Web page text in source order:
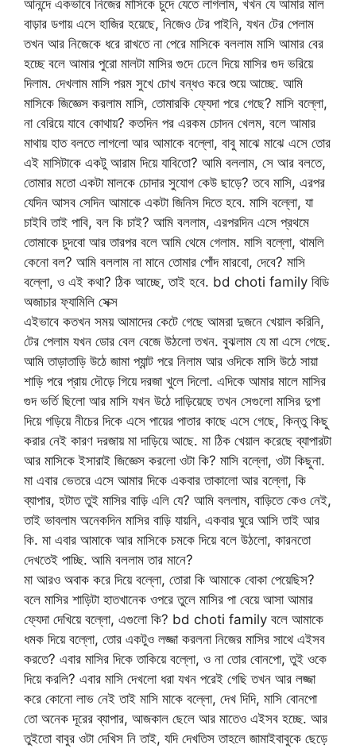
আনন্দে একভাবে নিজের মাসিকে চুদে যেতে লাগলাম, খখন যে আমার মাল
বাড়ার ডগায় এসে হাজির হয়েছে, নিজেও টের পাইনি, যখন টের পেলাম
তখন আর নিজেকে ধরে রাখতে না পেরে মাসিকে বললাম মাসি আমার বের
হচ্ছে বলে আমার পুরো মালটা মাসির গুদে ঢেলে দিয়ে মাসির গুদ ভরিয়ে
দিলাম. দেখলাম মাসি পরম সুখে চোখ বন্ধও করে শুয়ে আচ্ছে. আমি
মাসিকে জিজ্ঞেস করলাম মাসি, তোমারকি ফ্যেদা পরে গেছে? মাসি বল্লো,
না বেরিয়ে যাবে কোথায়? কতদিন পর এরকম চোদন খেলম, বলে আমার
মাথায় হাত বলতে লাগলো আর আমাকে বল্লো, বাবু মাঝে মাঝে এসে তোর
এই মাসিটাকে একটু আরাম দিয়ে যাবিতো? আমি বললাম, সে আর বলতে,
তোমার মতো একটা মালকে চোদার সুযোগ কেউ ছাড়ে? তবে মাসি, এরপর
যেদিন আসব সেদিন আমাকে একটা জিনিস দিতে হবে. মাসি বল্লো, যা
চাইবি তাই পাবি, বল কি চাই? আমি বললাম, এরপরদিন এসে প্রথমে
তোমাকে চুদবো আর তারপর বলে আমি থেমে গেলাম. মাসি বল্লো, থামলি
কেনো বল? আমি বললাম না মানে তোমার পোঁদ মারবো, দেবে? মাসি
বল্লো, ও এই কথা? ঠিক আচ্ছে, তাই হবে. bd choti family বিডি
অজাচার ফ্যামিলি সেক্স
এইভাবে কতখন সময় আমাদের কেটে গেছে আমরা দুজনে খেয়াল করিনি,
টের পেলাম যখন ডোর বেল বেজে উঠলো তখন. বুঝলাম যে মা এসে গেছে.
আমি তাড়াতাড়ি উঠে জামা প্যান্ট পরে নিলাম আর ওদিকে মাসি উঠে সায়া
শাড়ি পরে প্রায় দৌড়ে গিয়ে দরজা খুলে দিলো. এদিকে আমার মালে মাসির
গুদ ভর্তি ছিলো আর মাসি যখন উঠে দাড়িয়েছে তখন সেগুলো মাসির দুপা
দিয়ে গড়িয়ে নীচের দিকে এসে পায়ের পাতার কাছে এসে গেছে, কিন্তু কিছু
করার নেই কারণ দরজায় মা দাড়িয়ে আছে. মা ঠিক খেয়াল করেছে ব্যাপারটা
আর মাসিকে ইসারাই জিজ্ঞেস করলো ওটা কি? মাসি বল্লো, ওটা কিছুনা.
মা এবার ভেতরে এসে আমার দিকে একবার তাকালো আর বল্লো, কি
ব্যাপার, হটাত তুই মাসির বাড়ি এলি যে? আমি বললাম, বাড়িতে কেও নেই,
তাই ভাবলাম অনেকদিন মাসির বাড়ি যায়নি, একবার ঘুরে আসি তাই আর
কি. মা এবার আমাকে আর মাসিকে চমকে দিয়ে বলে উঠলো, কারনতো
দেখতেই পাচ্ছি. আমি বললাম তার মানে?
মা আরও অবাক করে দিয়ে বল্লো, তোরা কি আমাকে বোকা পেয়েছিস?
বলে মাসির শাড়িটা হাতখানেক ওপরে তুলে মাসির পা বেয়ে আসা আমার
ফ্যেদা দেখিয়ে বল্লো, এগুলো কি? bd choti family বলে আমাকে
ধমক দিয়ে বল্লো, তোর একটুও লজ্জা করলনা নিজের মাসির সাথে এইসব
করতে? এবার মাসির দিকে তাকিয়ে বল্লো, ও না তোর বোনপো, তুই ওকে
দিয়ে করলি? এবার মাসি দেখলো ধরা যখন পরেই গেছি তখন আর লজ্জা
করে কোনো লাভ নেই তাই মাসি মাকে বল্লো, দেখ দিদি, মাসি বোনপো
তো অনেক দূরের ব্যাপার, আজকাল ছেলে আর মাতেও এইসব হচ্ছে. আর
তুইতো বাবুর ওটা দেখিস নি তাই, যদি দেখতিস তাহলে জামাইবাবুকে ছেড়ে